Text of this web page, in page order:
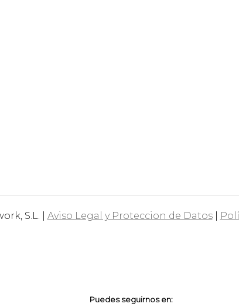
S.L. | Aviso Legal y Proteccion de Datos|
Puedes seguirnos en: